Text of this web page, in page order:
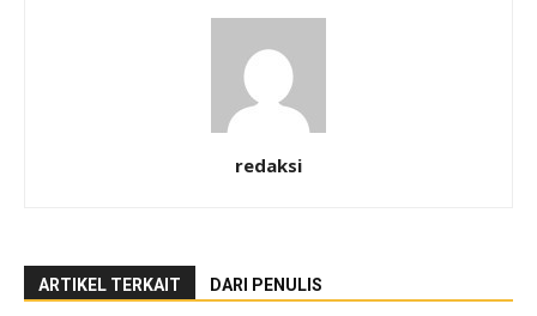
redaksi
ARTIKEL TERKAIT DARI PENULIS